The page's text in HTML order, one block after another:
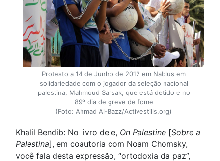
Protesto a 14 de Junho de 2012 em Nablus em
solidariedade com o jogador da seleção nacional
palestina, Mahmoud Sarsak, que está detido e no
89º dia de greve de fome
(Foto: Ahmad Al-Bazz/Activestills.org)
Khalil Bendib: No livro dele, On Palestine [Sobre a
Palestina], em coautoria com Noam Chomsky,
você fala desta expressão, “ortodoxia da paz”,